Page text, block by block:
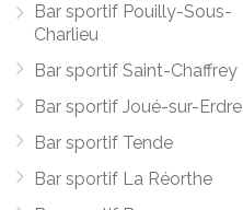
Bar sportif Pouilly-Sous-
Charlieu
Bar sportif Saint-Chaffrey
Bar sportif Joué-sur-Erdre
Bar sportif Tende
Bar sportif La Réorthe